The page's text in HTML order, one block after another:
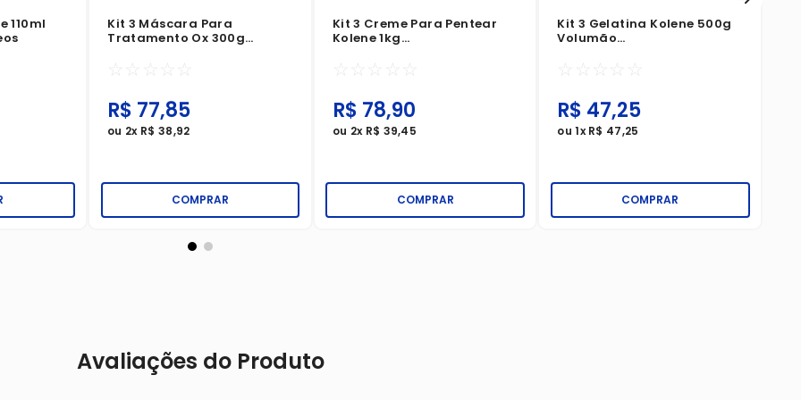
110ml
Kit 3 Máscara Para
Tratamento Ox 300g
☆ ☆ ☆ ☆ ☆
R$ 77,85
ou 2x R$ 38,92
COMPRAR
Kit 3 Creme Para Pentear
Kolene 1kg
Poderoso
☆ ☆ ☆ ☆ ☆
R$ 78,90
ou 2x R$ 39,45
COMPRAR
Kit 3 Gelatina Kolene 500g
Volumão
☆ ☆ ☆ ☆ ☆
R$ 47,25
ou1xR$ 47,25
COMPRAR
Avaliações do Produto